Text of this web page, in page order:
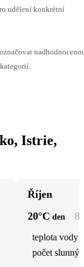
udělení konkrétní
Istrie,
Říjen
20°C den 8
teplota vody
počet